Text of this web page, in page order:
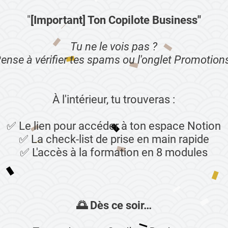
" [Important] Ton Copilote Business"
Tu ne le vois pas ?
à vérifier tes spams ou l'onglet
À l'intérieur, tu trouveras :
✅ Le lien pour accéder à ton espace Notion
✅ La check-list de prise en main rapide
✅ L'accès à la formation en 8 modules
🌅 Dès ce soir…